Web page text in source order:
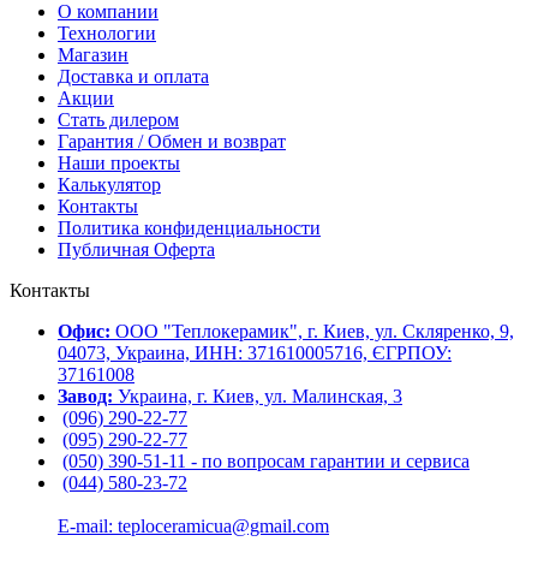
О компании
Технологии
Магазин
Доставка и оплата
Акции
Стать дилером
Гарантия / Обмен и возврат
Наши проекты
Калькулятор
Контакты
Политика конфиденциальности
Публичная Оферта
Контакты
Офис: ООО "Теплокерамик", г. Киев, ул. Скляренко, 9,
04073, Украина, ИНН: 371610005716, ЄГРПОУ:
37161008
Завод: Украина, г. Киев, ул. Малинская, 3
(096) 290-22-77
(095) 290-22-77
(050) 390-51-11 - по вопросам гарантии и cервиса
(044) 580-23-72
E-mail: teploceramicua@gmail.com